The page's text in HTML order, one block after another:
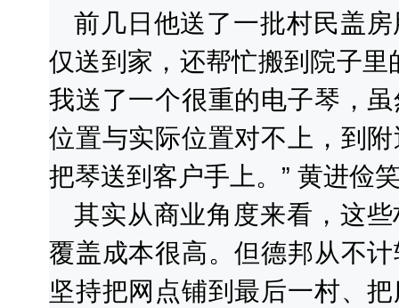
前几日他送了一批村民盖
仅送到家，还帮忙搬到院子里
我送了一个很重的电子琴，
位置与实际位置对不上，到
把琴送到客户手上。” 黄进俭
其实从商业角度来看，这
覆盖成本很高。但德邦从不
坚持把网点铺到最后一村、